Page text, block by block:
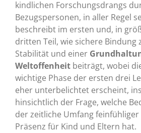
kindlichen Forschungsdrangs
Bezugspersonen, in aller Regel
beschreibt im ersten und, in
dritten Teil, wie sichere Bindung
Stabilität und einer
Weltoffenheit beiträgt, wobei
wichtige Phase der ersten drei
eher unterbelichtet erscheint,
hinsichtlich der Frage, welche
der zeitliche Umfang
Präsenz für Kind und Eltern hat.